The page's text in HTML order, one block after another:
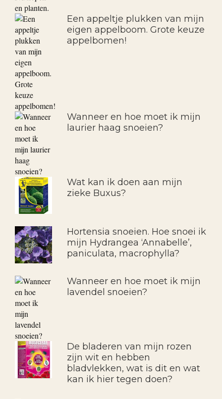
Een appeltje plukken van mijn
eigen appelboom. Grote keuze
appelbomen!
Wanneer en hoe moet ik mijn
laurier haag snoeien?
Wat kan ik doen aan mijn
zieke Buxus?
Hortensia snoeien. Hoe snoei ik
mijn Hydrangea ‘Annabelle’,
paniculata, macrophylla?
Wanneer en hoe moet ik mijn
lavendel snoeien?
De bladeren van mijn rozen
zijn wit en hebben
bladvlekken, wat is dit en wat
kan ik hier tegen doen?